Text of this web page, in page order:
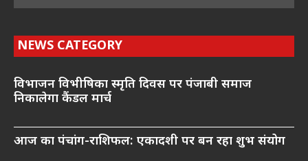
NEWS CATEGORY
विभाजन विभीषिका स्मृति दिवस पर पंजाबी समाज
निकालेगा कैंडल मार्च
आज का पंचांग-राशिफल: एकादशी पर बन रहा शुभ संयोग